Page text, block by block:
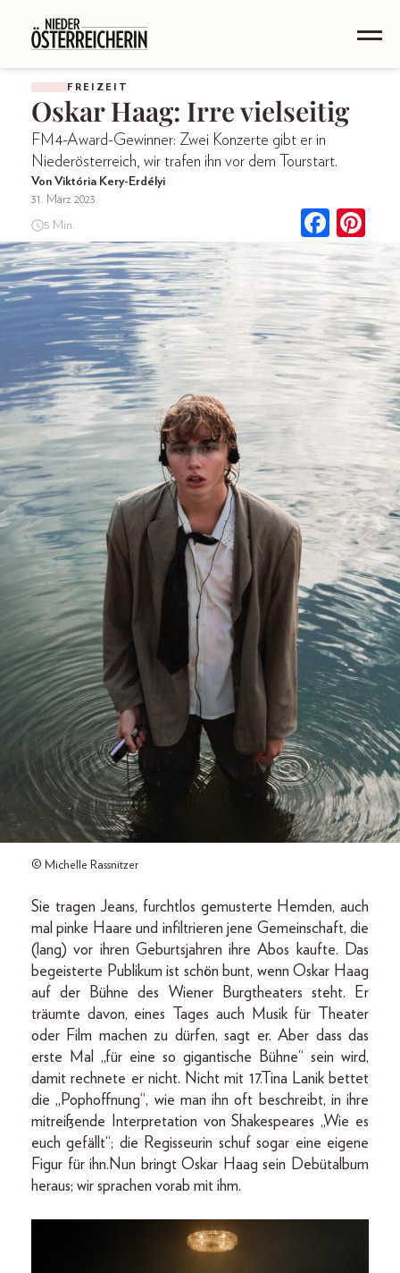
FREIZEIT
Oskar Haag: Irre vielseitig
FM4-Award-Gewinner: Zwei Konzerte gibt er in
Niederösterreich, wir trafen ihn vor dem Tourstart.
Von Viktória Kery-Erdélyi
31. März 2023
5 Min.
© Michelle Rassnitzer
Sie tragen Jeans, furchtlos gemusterte Hemden, auch
mal pinke Haare und infiltrieren jene Gemeinschaft, die
(lang) vor ihren Geburtsjahren ihre Abos kaufte. Das
begeisterte Publikum ist schön bunt, wenn Oskar Haag
auf der Bühne des Wiener Burgtheaters steht. Er
träumte davon, eines Tages auch Musik für Theater
oder Film machen zu dürfen, sagt er. Aber dass das
erste Mal „für eine so gigantische Bühne“ sein wird,
damit rechnete er nicht. Nicht mit 17.Tina Lanik bettet
die „Pophoffnung“, wie man ihn oft beschreibt, in ihre
mitreißende Interpretation von Shakespeares „Wie es
euch gefällt“; die Regisseurin schuf sogar eine eigene
Figur für ihn.Nun bringt Oskar Haag sein Debütalbum
heraus; wir sprachen vorab mit ihm.